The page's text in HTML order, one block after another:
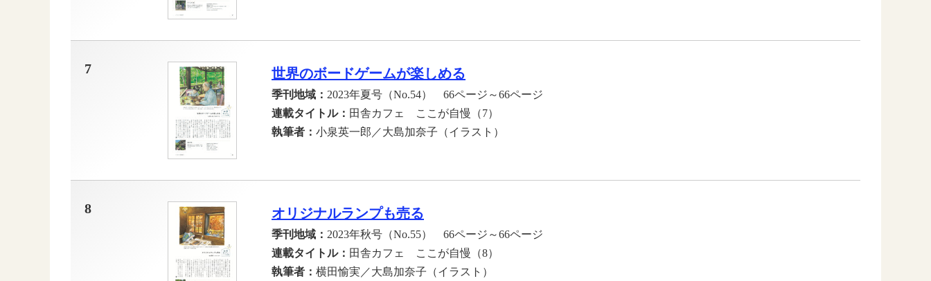
7 世界のボードゲームが楽しめる
季刊地域： 2023年夏号（No.54） 66ページ～66ページ
連載タイトル： 田舎カフェ ここが自慢（7）
執筆者： 小泉英一郎／大島加奈子（イラスト）
8 オリジナルランプも売る
季刊地域： 2023年秋号（No.55） 66ページ～66ページ
連載タイトル： 田舎カフェ ここが自慢（8）
執筆者： 横田愉実／大島加奈子（イラスト）